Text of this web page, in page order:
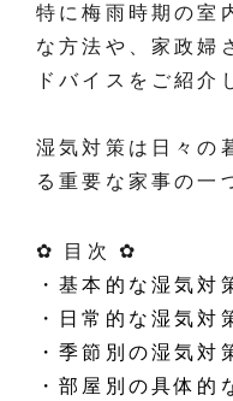
特に梅雨時期の室
な方法や、家政婦
ドバイスをご紹介
湿気対策は日々の
る重要な家事の一
✿ 目次 ✿
・基本的な湿気対
・日常的な湿気対
・季節別の湿気対
・部屋別の具体的